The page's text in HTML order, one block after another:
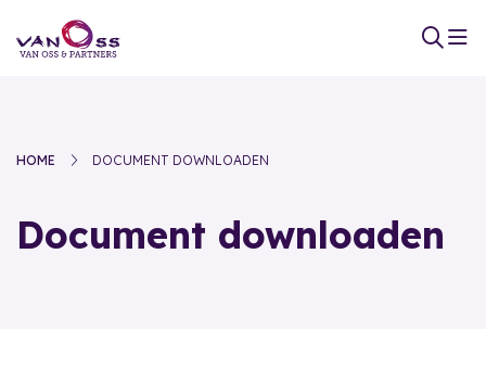
HOME DOCUMENT DOWNLOADEN
Document downloaden